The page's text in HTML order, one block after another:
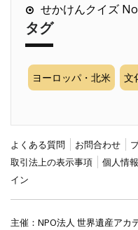
せかけんクイズ
タグ
ヨーロッパ・北米 文
よくある質問 お問合わせ
取引法上の表示事項
個人情
イン
主催： NPO法人 世界遺産アカ